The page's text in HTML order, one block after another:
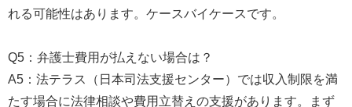
れる可能性はあります。ケースバイケースです。
Q5：弁護士費用が払えない場合は？
A5：法テラス（日本司法支援センター）では収入制限を満
たす場合に法律相談や費用立替えの支援があります。まず